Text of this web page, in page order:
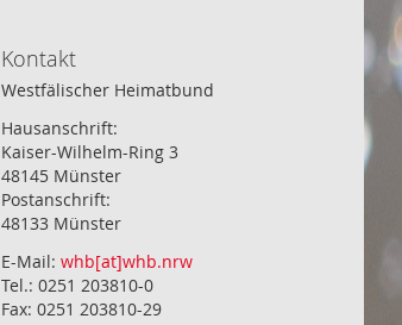
Kontakt
Westfälischer Heimatbund
Hausanschrift:
Kaiser-Wilhelm-Ring 3
48145 Münster
Postanschrift:
48133 Münster
E-Mail: whb[at]whb.nrw
Tel.: 0251 203810-0
Fax: 0251 203810-29